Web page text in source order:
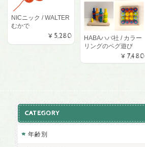
NICニック / WALTER
むかで
¥5,280
HABAハバ社 / カラー
リングのペグ遊び
¥7,480
CATEGORY
年齢別